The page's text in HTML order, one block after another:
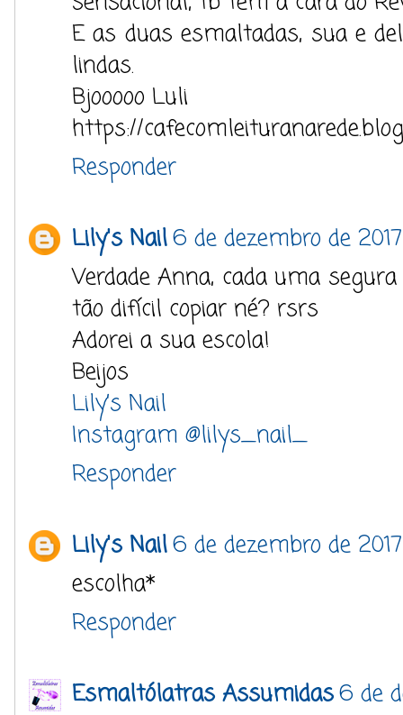
E as duas esmaltadas, sua e
lindas.
Bjooooo Luli
https://
Responder
Lily's Nail6 de dezembro de
Verdade Anna, cada uma
tão difícil copiar né? rsrs
Adorei a sua escola!
Beijos
Lily’s Nail
Instagram @lilys_nail_
Responder
Lily's Nail6 de dezembro de 2017
escolha*
Responder
Esmaltólatras Assumidas6 de